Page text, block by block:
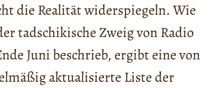
die Realität widerspiegeln. Wie
tadschikische Zweig von Radio
Juni beschrieb, ergibt eine von
aktualisierte Liste der